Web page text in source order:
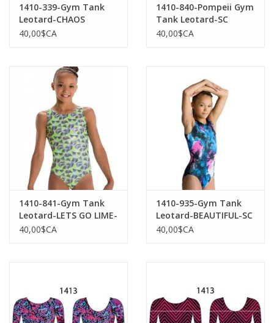
1410-339-Gym Tank
Leotard-CHAOS
40,00$CA
1410-840-Pompeii Gym
Tank Leotard-SC
40,00$CA
1410-841-Gym Tank
Leotard-LETS GO LIME-
PA
40,00$CA
1410-935-Gym Tank
Leotard-BEAUTIFUL-SC
40,00$CA